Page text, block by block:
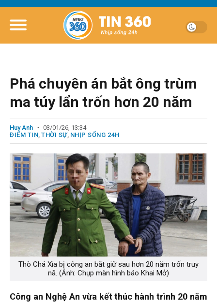
Phá chuyên án bắt ông trùm
ma túy lẩn trốn hơn 20 năm
Huy Anh
03/01/26, 13:34
ĐIỂM TIN, THỜI SỰ, NHỊP SỐNG 24H
Thò Chá Xìa bị công an bắt giữ sau hơn 20 năm trốn truy
nã. (Ảnh: Chụp màn hình báo Khai Mở)
Công an Nghệ An vừa kết thúc hành trình 20 năm